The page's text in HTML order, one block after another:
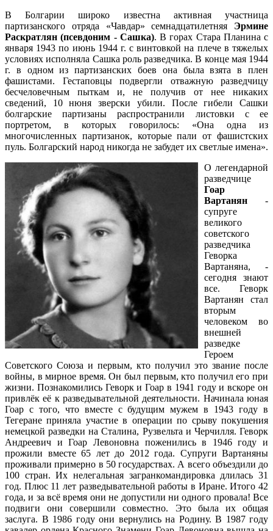
В Болгарии широко известна активная участница
партизанского отряда «Чавдар» семнадцатилетняя Эрмине
Раскратлян (псевдоним - Сашка). В горах Стара Планина с
января 1943 по июнь 1944 г. с винтовкой на плече в тяжелых
условиях исполняла Сашка роль разведчика. В конце мая 1944
г. в одном из партизанских боев она была взята в плен
фашистами. Гестаповцы подвергли отважную разведчицу
бесчеловечным пыткам и, не получив от нее никаких
сведений, 10 нюня зверски убили. После гибели Сашки
болгарские партизаны распространили листовки с ее
портретом, в которых говорилось: «Она одна из
многочисленных партизанок, которые пали от фашистских
пуль. Болгарский народ никогда не забудет их светлые имена».
О легендарной
разведчице
Гоар
Вартанян -
супруге
великого
советского
разведчика
Геворка
Вартаняна, -
сегодня знают
все. Геворк
Вартанян стал
вторым
человеком во
внешней
разведке
Героем
Советского Союза и первым, кто получил это звание после
войны, в мирное время. Он был первым, кто получил его при
жизни. Познакомились Геворк и Гоар в 1941 году и вскоре он
привлёк её к разведывательной деятельности. Начинала юная
Гоар с того, что вместе с будущим мужем в 1943 году в
Тегеране приняла участие в операции по срыву покушения
немецкой разведки на Сталина, Рузвельта и Черчилля. Геворк
Андреевич и Гоар Левоновна поженились в 1946 году и
прожили вместе 65 лет до 2012 года. Супруги Вартаняны
проживали примерно в 50 государствах. А всего объездили до
100 стран. Их нелегальная загранкомандировка длилась 31
год. Плюс 11 лет разведывательной работы в Иране. Итого 42
года, и за всё время они не допустили ни одного провала! Все
подвиги они совершили совместно. Это была их общая
заслуга. В 1986 году они вернулись на Родину. В 1987 году